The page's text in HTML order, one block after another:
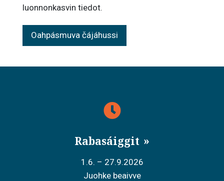
luonnonkasvin tiedot.
Oahpásmuva čájáhussi
Rabasáiggit
1.6. – 27.9.2026
Juohke beaivve